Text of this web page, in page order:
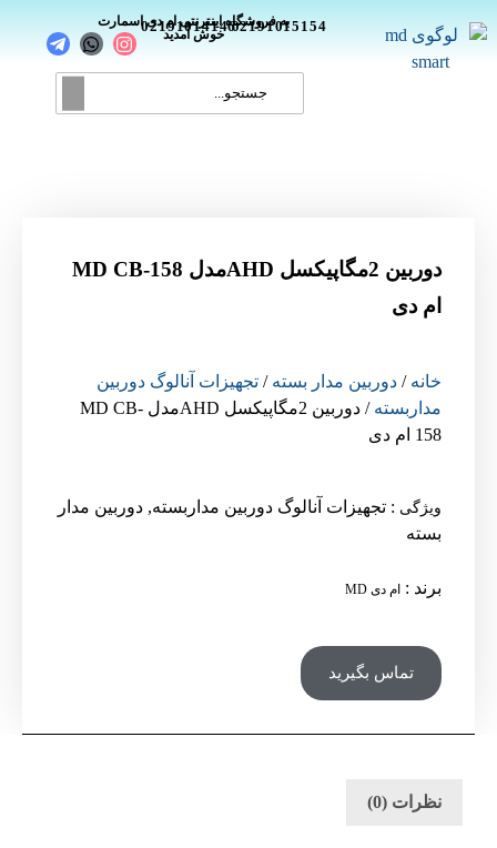
به فروشگاه اینترنتی ام دی اسمارت
خوش آمدید
02191014146_
02191015154
دوربین 2مگاپیکسل AHDمدل MD CB-158
ام دی
خانه/دوربین مدار بسته/تجهیزات آنالوگ دوربین
مداربسته
/ دوربین 2مگاپیکسل AHDمدل MD CB-
158 ام دی
ویژگی: تجهیزات آنالوگ دوربین مداربسته,دوربین مدار
بسته
برند: ام دی MD
تماس بگیرید
نظرات (0)